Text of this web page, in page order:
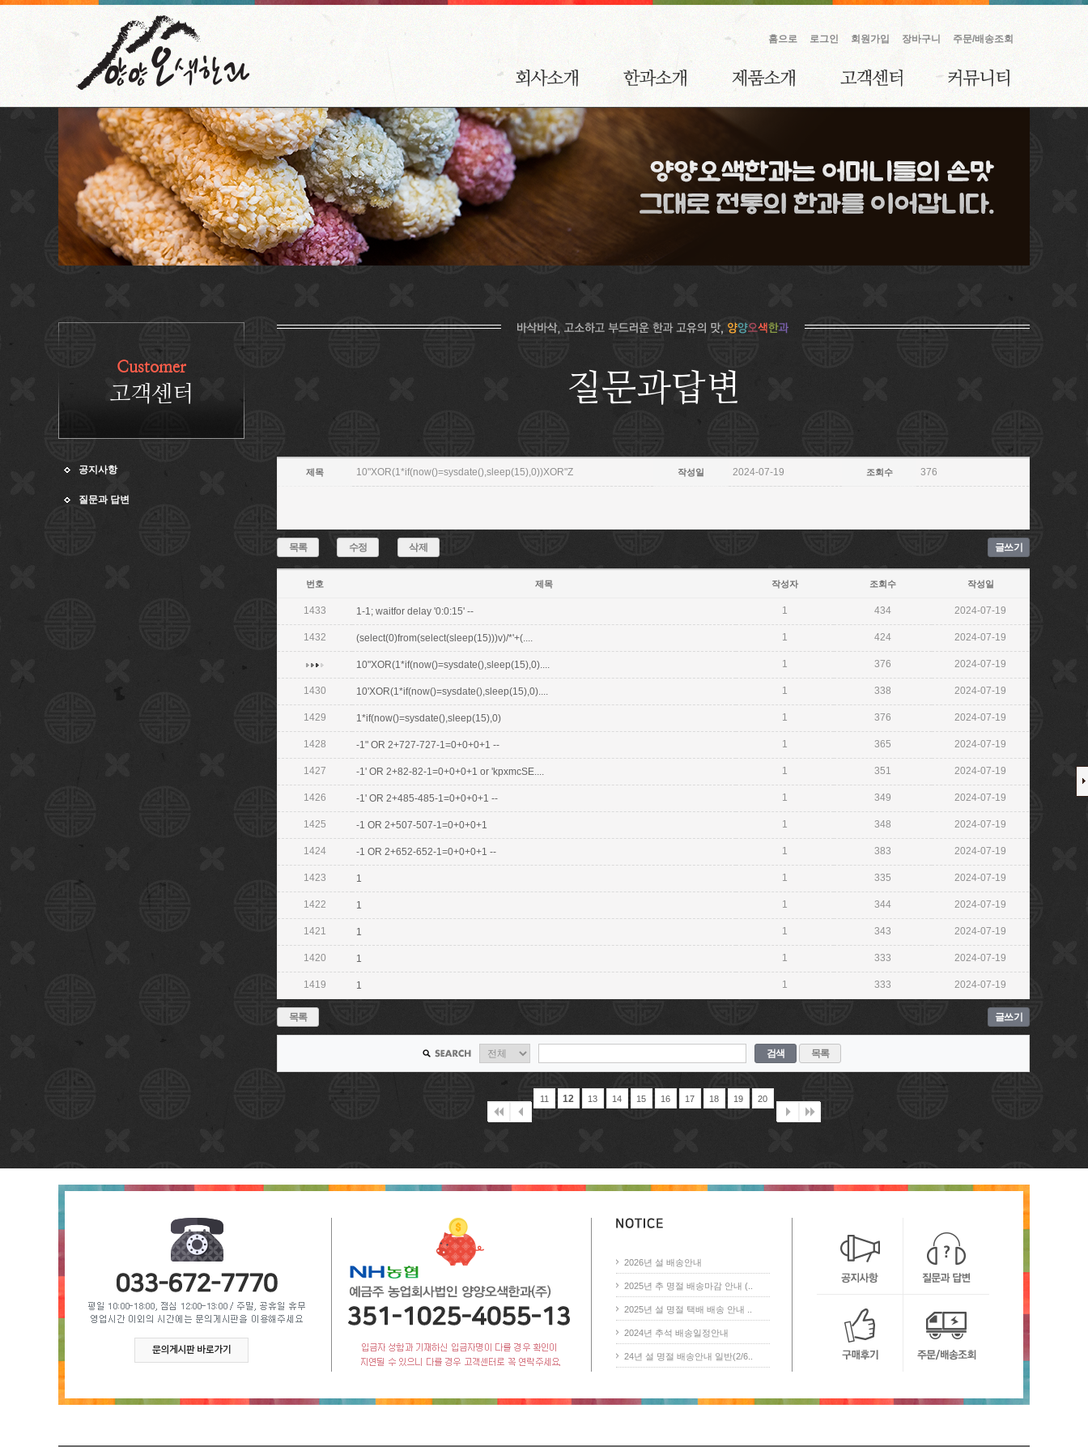
홈으로 로그인 회원가입 장바구니 주문/배송조회
Customer
고객센터
공지사항
질문과 답변
질문과답변
제목 10"XOR(1*if(now()=sysdate(),sleep(15),0))XOR"Z 작성일 2024-07-19 조회수 376
목록 수정 삭제 글쓰기
번호 제목 작성자 조회수 작성일
1433 1-1; waitfor delay '0:0:15' -- 1 434 2024-07-19
1432 (select(0)from(select(sleep(15)))v)/*'+(.... 1 424 2024-07-19
10"XOR(1*if(now()=sysdate(),sleep(15),0).... 1 376 2024-07-19
1430 10'XOR(1*if(now()=sysdate(),sleep(15),0).... 1 338 2024-07-19
1429 1*if(now()=sysdate(),sleep(15),0) 1 376 2024-07-19
1428 -1" OR 2+727-727-1=0+0+0+1 -- 1 365 2024-07-19
1427 -1' OR 2+82-82-1=0+0+0+1 or 'kpxmcSE.... 1 351 2024-07-19
1426 -1' OR 2+485-485-1=0+0+0+1 -- 1 349 2024-07-19
1425 -1 OR 2+507-507-1=0+0+0+1 1 348 2024-07-19
1424 -1 OR 2+652-652-1=0+0+0+1 -- 1 383 2024-07-19
1423 1 1 335 2024-07-19
1422 1 1 344 2024-07-19
1421 1 1 343 2024-07-19
1420 1 1 333 2024-07-19
1419 1 1 333 2024-07-19
목록 글쓰기
검색 목록
11 12 13 14 15 16 17 18 19 20
2026년 설 배송안내
2025년 추 명절 배송마감 안내 (..
2025년 설 명절 택배 배송 안내 ..
2024년 추석 배송일정안내
24년 설 명절 배송안내 일반(2/6..